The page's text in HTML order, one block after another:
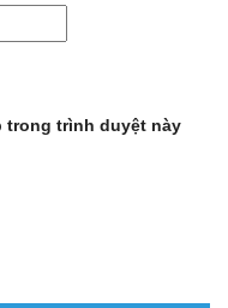
trong trình duyệt này